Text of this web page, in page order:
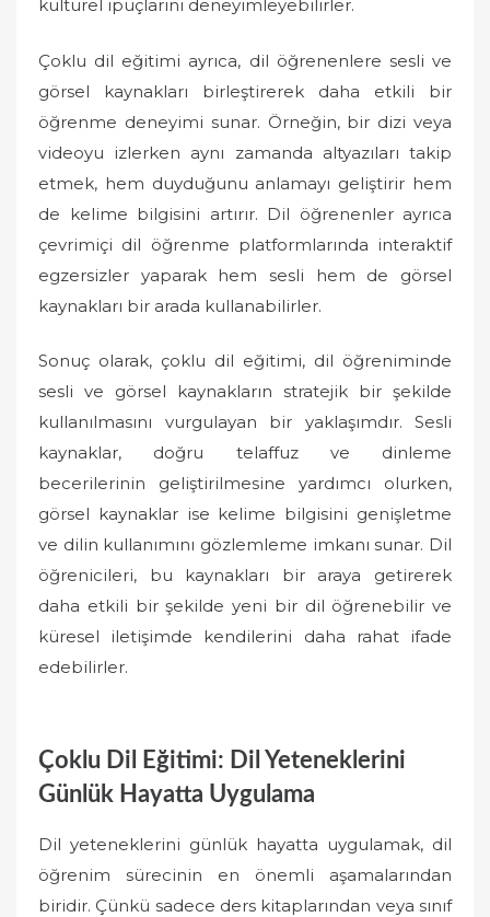
kültürel ipuçlarını deneyimleyebilirler.
Çoklu dil eğitimi ayrıca, dil öğrenenlere sesli ve
görsel kaynakları birleştirerek daha etkili bir
öğrenme deneyimi sunar. Örneğin, bir dizi veya
videoyu izlerken aynı zamanda altyazıları takip
etmek, hem duyduğunu anlamayı geliştirir hem
de kelime bilgisini artırır. Dil öğrenenler ayrıca
çevrimiçi dil öğrenme platformlarında interaktif
egzersizler yaparak hem sesli hem de görsel
kaynakları bir arada kullanabilirler.
Sonuç olarak, çoklu dil eğitimi, dil öğreniminde
sesli ve görsel kaynakların stratejik bir şekilde
kullanılmasını vurgulayan bir yaklaşımdır. Sesli
kaynaklar, doğru telaffuz ve dinleme
becerilerinin geliştirilmesine yardımcı olurken,
görsel kaynaklar ise kelime bilgisini genişletme
ve dilin kullanımını gözlemleme imkanı sunar. Dil
öğrenicileri, bu kaynakları bir araya getirerek
daha etkili bir şekilde yeni bir dil öğrenebilir ve
küresel iletişimde kendilerini daha rahat ifade
edebilirler.
Çoklu Dil Eğitimi: Dil Yeteneklerini
Günlük Hayatta Uygulama
Dil yeteneklerini günlük hayatta uygulamak, dil
öğrenim sürecinin en önemli aşamalarından
biridir. Çünkü sadece ders kitaplarından veya sınıf